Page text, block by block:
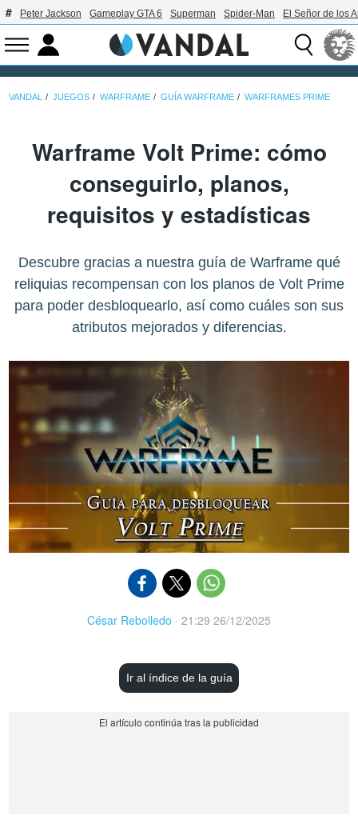
Peter Jackson Gameplay GTA 6 Superman Spider-Man El Señor de los
VANDAL JUEGOS WARFRAME GUÍA WARFRAME WARFRAMES PRIME
Warframe Volt Prime: cómo
conseguirlo, planos,
requisitos y estadísticas
Descubre gracias a nuestra guía de Warframe qué
reliquias recompensan con los planos de Volt Prime
para poder desbloquearlo, así como cuáles son sus
atributos mejorados y diferencias.
César Rebolledo · 21:29 26/12/2025
Ir al índice de la guía